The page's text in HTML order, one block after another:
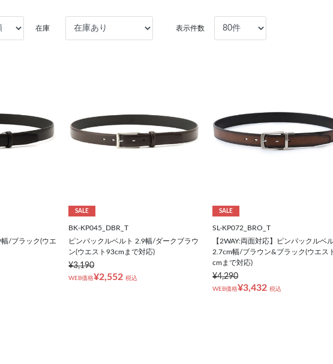
在庫 表示件数
/ブラック(ウエ
SALE
BK-KP045_DBR_T
ピンバックルベルト 2.9幅/ダークブラウ
ン(ウエスト93cmまで対応)
¥3,190
WEB価格¥2,552 税込
SALE
SL-KP072_BRO_T
【2WAY:両面対応】ピンバックルベ
2.7cm幅/ブラウン&ブラック(ウエス
cmまで対応)
¥4,290
WEB価格¥3,432 税込